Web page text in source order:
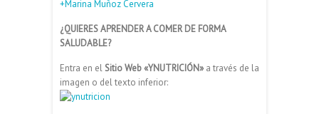
+Marina Muñoz Cervera
¿QUIERES APRENDER A COMER DE FORMA
SALUDABLE?
Entra en el Sitio Web «YNUTRICIÓN» a través de la
imagen o del texto inferior: